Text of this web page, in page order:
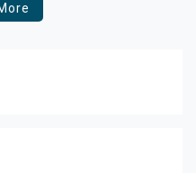
ontvingen zo’n 150